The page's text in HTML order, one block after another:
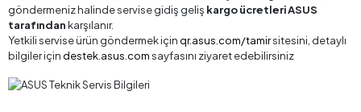
göndermeniz halinde servise gidiş geliş kargo ücretleri ASUS
tarafındankarşılanır.
Yetkili servise ürün göndermek için qr.asus.com/tamirsitesini, detaylı
bilgiler için destek.asus.comsayfasını ziyaret edebilirsiniz